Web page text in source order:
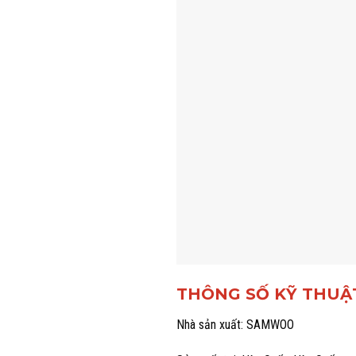
THÔNG SỐ KỸ
Nhà sản xuất: SAMWOO